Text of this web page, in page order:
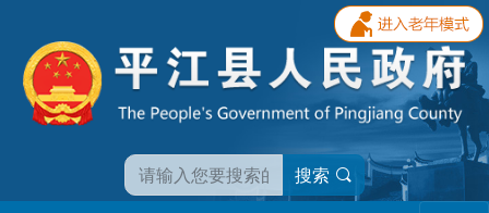
搜索